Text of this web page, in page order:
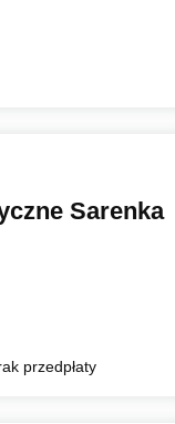
Sarenka
przedpłaty